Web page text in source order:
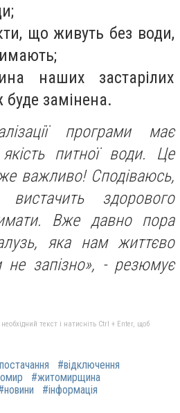
що живуть без води,
наших застарілих
замінена.
програми має
питної води. Це
важливо! Сподіваюсь,
вистачить здорового
Вже давно пора
яка нам життєво
не запізно», - резюмує
текст і натисніть Ctrl + Enter, щоб
#відключення
#житомирщина
#інформація